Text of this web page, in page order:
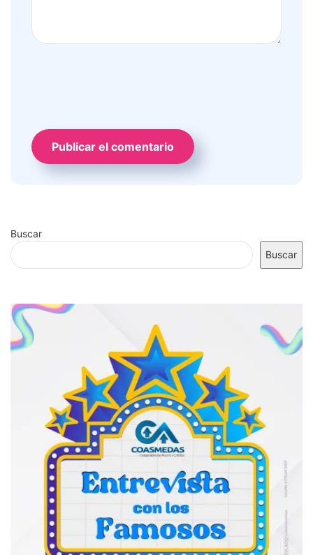
Buscar
Buscar